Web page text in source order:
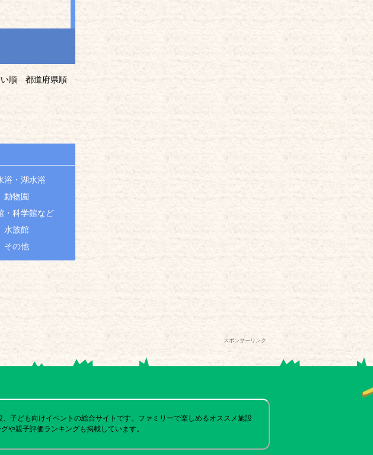
順 都道府県順
浴・湖水浴
動物園
・科学館など
水族館
その他
スポンサーリンク
子ども向けイベントの総合サイトです。ファミリーで楽しめるオススメ施設
や親子評価ランキングも掲載しています。